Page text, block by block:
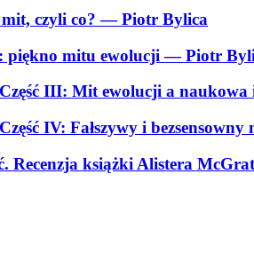
mit, czyli co?— Piotr Bylica
piękno mitu ewolucji— Piotr
III: Mit ewolucji a
IV: Fałszywy i
Recenzja książki Alistera